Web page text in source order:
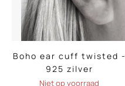
Boho ear cuff twisted -
925 zilver
Niet op voorraad